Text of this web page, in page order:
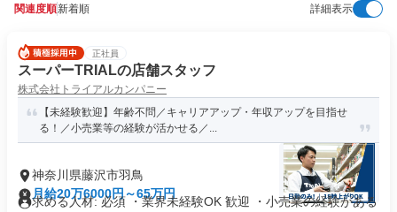
関連度順新着順 詳細表示
正社員
スーパーTRIALの店舗スタッフ
株式会社トライアルカンパニー
【未経験歓迎】年齢不問／キャリアアップ・年収アップを目指せ
る！／小売業等の経験が活かせる／...
神奈川県藤沢市羽鳥
月給20万6000円～65万円
求める人材: 必須 ・業界未経験OK 歓迎 ・小売業の経験がある